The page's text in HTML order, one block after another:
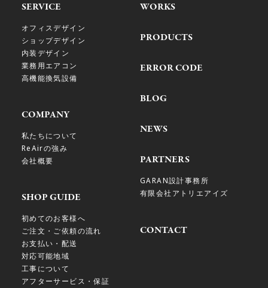
SERVICE
オフィスデザイン
ショップデザイン
内装デザイン
業務用エアコン
高機能換気設備
COMPANY
私たちについて
ReAirの強み
会社概要
SHOP GUIDE
初めてのお客様へ
ご注文・ご依頼の流れ
お支払い・配送
対応可能地域
工事について
アフターサービス・保証
WORKS
PRODUCTS
ERROR CODE
BLOG
NEWS
PARTNERS
GARAN設計事務所
有限会社アトリエアイズ
CONTACT